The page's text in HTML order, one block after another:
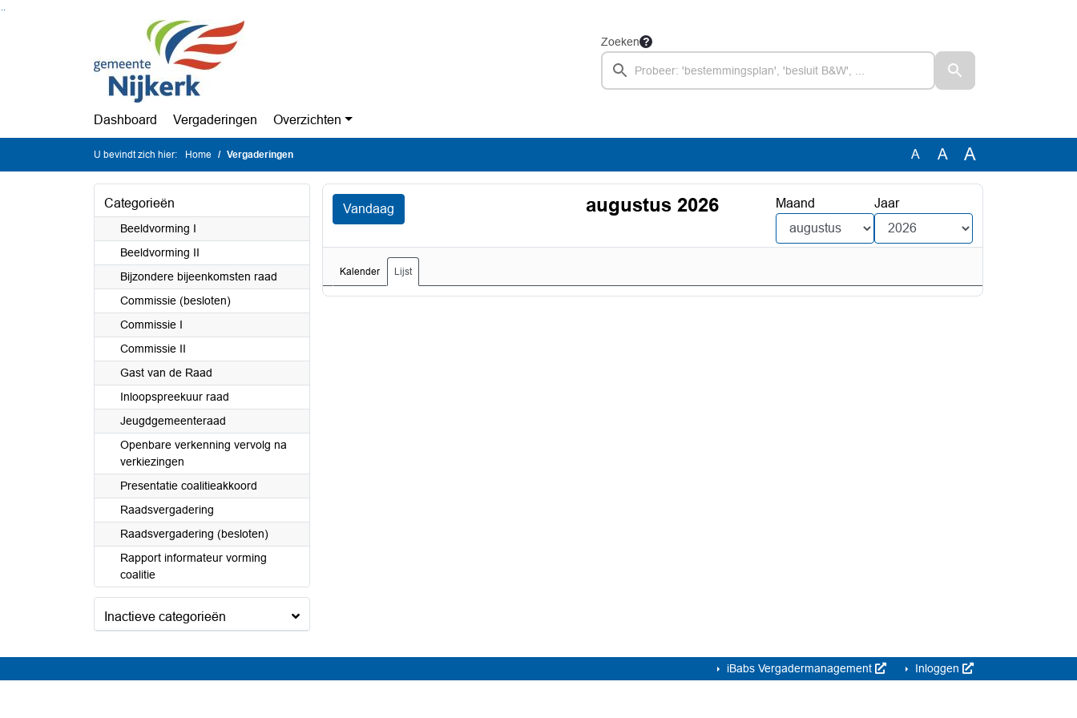
Ga naar de inhoud van deze pagina
Zoeken
Dashboard Vergaderingen Overzichten
U bevindt zich hier: Home Vergaderingen A A A
Categorieën
Beeldvorming I
Beeldvorming II
Bijzondere bijeenkomsten raad
Commissie (besloten)
Commissie I
Commissie II
Gast van de Raad
Inloopspreekuur raad
Jeugdgemeenteraad
Openbare verkenning vervolg na
verkiezingen
Presentatie coalitieakkoord
Raadsvergadering
Raadsvergadering (besloten)
Rapport informateur vorming
coalitie
Inactieve categorieën
Vandaag augustus 2026 Maand Jaar
Kalender Lijst
iBabs Vergadermanagement Inloggen